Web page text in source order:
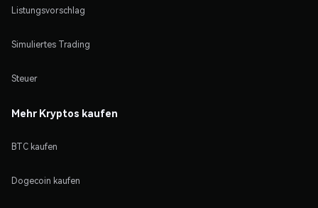
Listungsvorschlag
Simuliertes Trading
Steuer
Mehr Kryptos kaufen
BTC kaufen
Dogecoin kaufen